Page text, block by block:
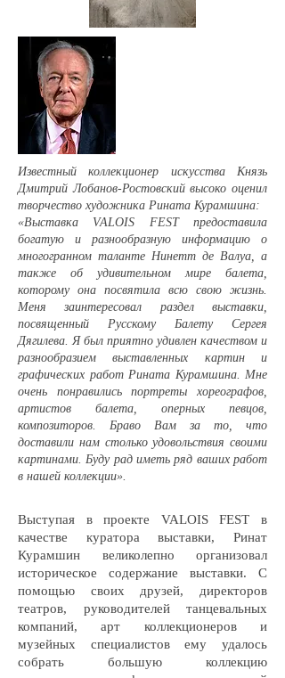
Известный коллекционер искусства Князь
Дмитрий Лобанов-Ростовский высоко оценил
творчество художника Рината Курамшина:
«Выставка VALOIS FEST предоставила
богатую и разнообразную информацию о
многогранном таланте Нинетт де Валуа, а
также об удивительном мире балета,
которому она посвятила всю свою жизнь.
Меня заинтересовал раздел выставки,
посвященный Русскому Балету Сергея
Дягилева. Я был приятно удивлен качеством и
разнообразием выставленных картин и
графических работ Рината Курамшина. Мне
очень понравились портреты хореографов,
артистов балета, оперных певцов,
композиторов. Браво Вам за то, что
доставили нам столько удовольствия своими
картинами. Буду рад иметь ряд ваших работ
в нашей коллекции».
Выступая в проекте VALOIS FEST в
качестве куратора выставки, Ринат
Курамшин великолепно организовал
историческое содержание выставки. С
помощью своих друзей, директоров
театров, руководителей танцевальных
компаний, арт коллекционеров и
музейных специалистов ему удалось
собрать большую коллекцию